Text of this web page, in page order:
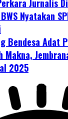
Jurnalis
Nyatakan
Bendesa Adat
Makna,
2025